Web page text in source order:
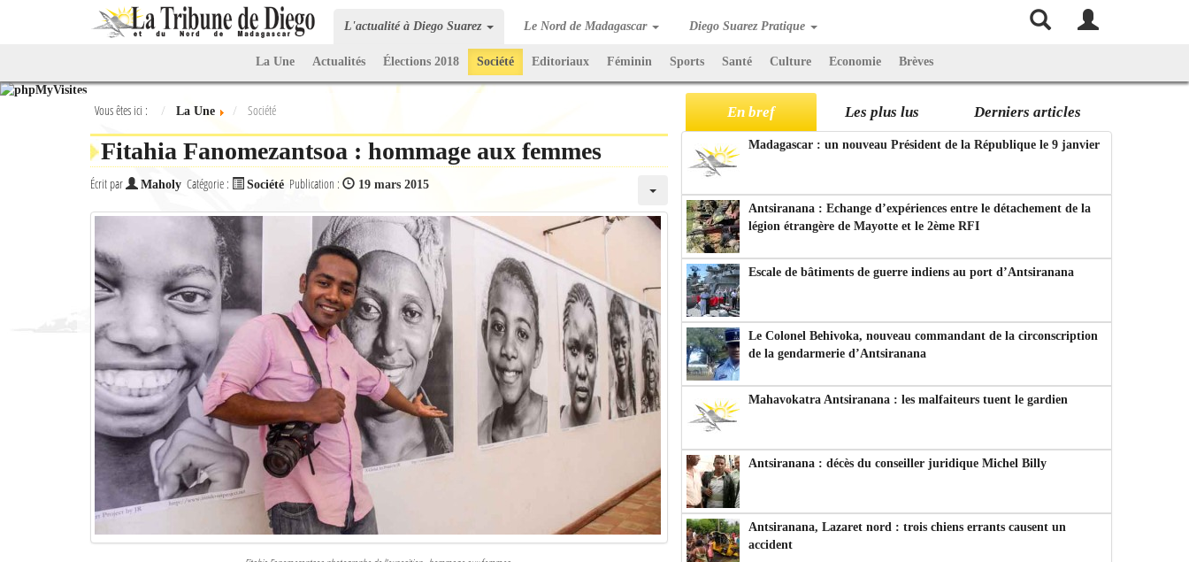
L'actualité à Diego Suarez Le Nord de Madagascar Diego Suarez Pratique
La Une Actualités Élections 2018 Société Editoriaux Féminin Sports Santé Culture Economie Brèves
Vous êtes ici : La Une Société
Fitahia Fanomezantsoa : hommage aux femmes
Écrit par Maholy Catégorie : Société Publication : 19 mars 2015
En bref Les plus lus Derniers articles
Madagascar : un nouveau Président de la République le 9 janvier
Antsiranana : Echange d’expériences entre le détachement de la
légion étrangère de Mayotte et le 2ème RFI
Escale de bâtiments de guerre indiens au port d’Antsiranana
Le Colonel Behivoka, nouveau commandant de la circonscription
de la gendarmerie d’Antsiranana
Mahavokatra Antsiranana : les malfaiteurs tuent le gardien
Antsiranana : décès du conseiller juridique Michel Billy
Antsiranana, Lazaret nord : trois chiens errants causent un
accident